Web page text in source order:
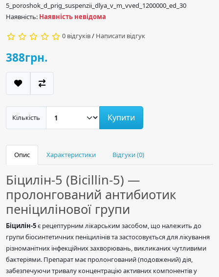
5_poroshok_d_prig_suspenzii_dlya_v_m_vved_1200000_ed_30
Наявність: Наявність невідома
0 відгуків/ Написати відгук
388грн.
Кількість Купити
Опис Характеристики Відгуки (0)
Біцилін-5 (Bicillin-5) —
пролонгований антибиотик
пеніцилінової групи
Біцилін-5є рецептурним лікарським засобом, що належить до
групи біосинтетичних пеніцилінів та застосовується для лікування
різноманітних інфекційних захворювань, викликаних чутливими
бактеріями. Препарат має пролонгований (подовжений) дія,
забезпечуючи тривалу концентрацію активних компонентів у